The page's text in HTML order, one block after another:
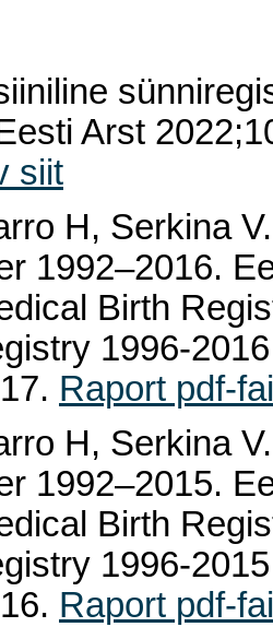
Arst
siit
H, Serkina
1992–2016.
Birth
1996-
Raport pdf-
H, Serkina
1992–2015.
Birth
1996-
Raport pdf-